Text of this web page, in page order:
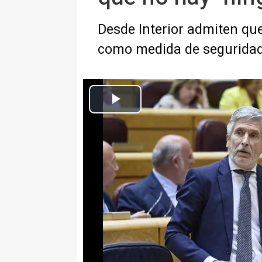
Desde Interior admiten
como medida de
Fernando Grande-Marlaska, Ministro del Interior, durante una
Europa Press Nacional
Actualizado: martes, 9 junio 2026 23:19
MADRID, 9 Jun. (EUROPA
El ministro del Interior,
en el Senado que pusiera
acusada de maniobrar contra
Además, ha subrayado que no